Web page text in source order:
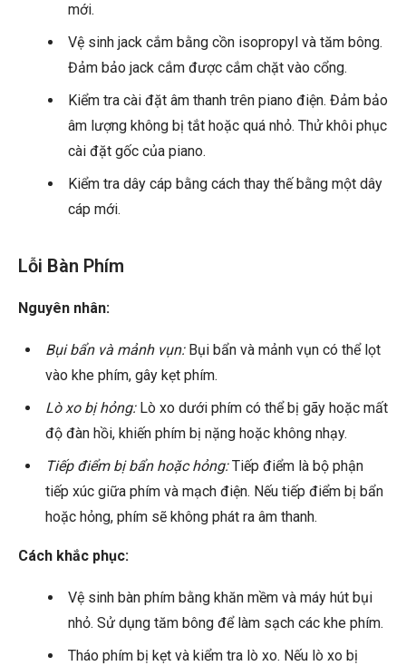
mới.
Vệ sinh jack cắm bằng cồn isopropyl và tăm bông.
Đảm bảo jack cắm được cắm chặt vào cổng.
Kiểm tra cài đặt âm thanh trên piano điện. Đảm bảo
âm lượng không bị tắt hoặc quá nhỏ. Thử khôi phục
cài đặt gốc của piano.
Kiểm tra dây cáp bằng cách thay thế bằng một dây
cáp mới.
Lỗi Bàn Phím
Nguyên nhân:
Bụi bẩn và mảnh vụn:Bụi bẩn và mảnh vụn có thể lọt
vào khe phím, gây kẹt phím.
Lò xo bị hỏng:Lò xo dưới phím có thể bị gãy hoặc mất
độ đàn hồi, khiến phím bị nặng hoặc không nhạy.
Tiếp điểm bị bẩn hoặc hỏng:Tiếp điểm là bộ phận
tiếp xúc giữa phím và mạch điện. Nếu tiếp điểm bị bẩn
hoặc hỏng, phím sẽ không phát ra âm thanh.
Cách khắc phục:
Vệ sinh bàn phím bằng khăn mềm và máy hút bụi
nhỏ. Sử dụng tăm bông để làm sạch các khe phím.
Tháo phím bị kẹt và kiểm tra lò xo. Nếu lò xo bị